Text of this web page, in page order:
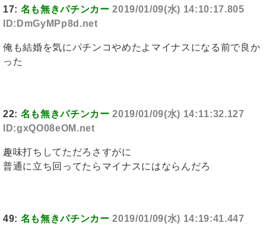
17: 名も無きパチンカー 2019/01/09(水) 14:10:17.805
ID:DmGyMPp8d.net
俺も結婚を気にパチンコやめたよマイナスになる前で良か
った
22: 名も無きパチンカー 2019/01/09(水) 14:11:32.127
ID:gxQO08eOM.net
趣味打ちしてただろさすがに
普通に立ち回ってたらマイナスにはならんだろ
49: 名も無きパチンカー 2019/01/09(水) 14:19:41.447